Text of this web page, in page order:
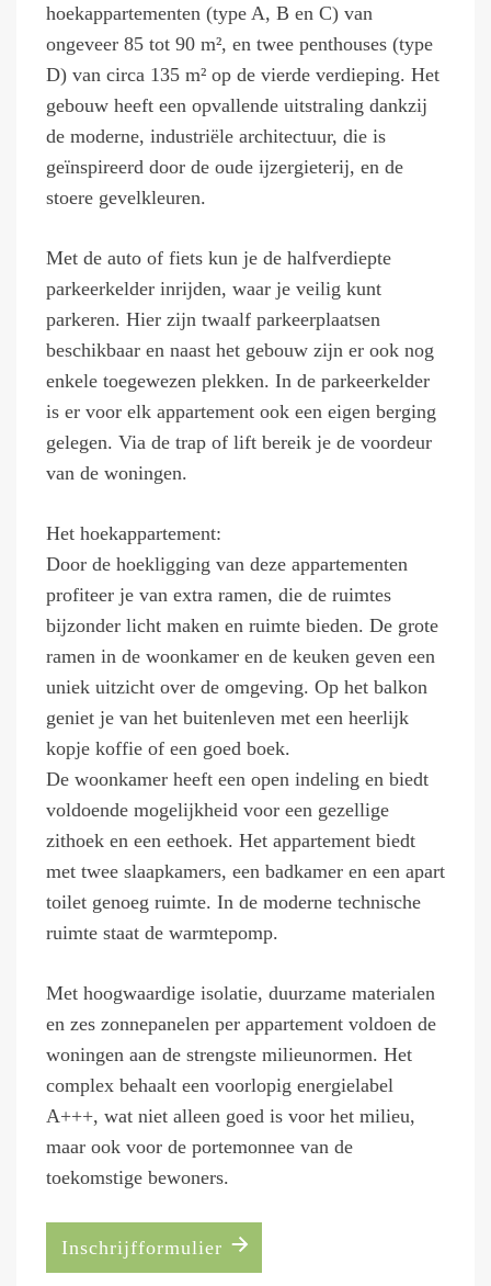
hoekappartementen (type A, B en C) van
ongeveer 85 tot 90 m², en twee penthouses (type
D) van circa 135 m² op de vierde verdieping. Het
gebouw heeft een opvallende uitstraling dankzij
de moderne, industriële architectuur, die is
geïnspireerd door de oude ijzergieterij, en de
stoere gevelkleuren.
Met de auto of fiets kun je de halfverdiepte
parkeerkelder inrijden, waar je veilig kunt
parkeren. Hier zijn twaalf parkeerplaatsen
beschikbaar en naast het gebouw zijn er ook nog
enkele toegewezen plekken. In de parkeerkelder
is er voor elk appartement ook een eigen berging
gelegen. Via de trap of lift bereik je de voordeur
van de woningen.
Het hoekappartement:
Door de hoekligging van deze appartementen
profiteer je van extra ramen, die de ruimtes
bijzonder licht maken en ruimte bieden. De grote
ramen in de woonkamer en de keuken geven een
uniek uitzicht over de omgeving. Op het balkon
geniet je van het buitenleven met een heerlijk
kopje koffie of een goed boek.
De woonkamer heeft een open indeling en biedt
voldoende mogelijkheid voor een gezellige
zithoek en een eethoek. Het appartement biedt
met twee slaapkamers, een badkamer en een apart
toilet genoeg ruimte. In de moderne technische
ruimte staat de warmtepomp.
Met hoogwaardige isolatie, duurzame materialen
en zes zonnepanelen per appartement voldoen de
woningen aan de strengste milieunormen. Het
complex behaalt een voorlopig energielabel
A+++, wat niet alleen goed is voor het milieu,
maar ook voor de portemonnee van de
toekomstige bewoners.
Inschrijfformulier